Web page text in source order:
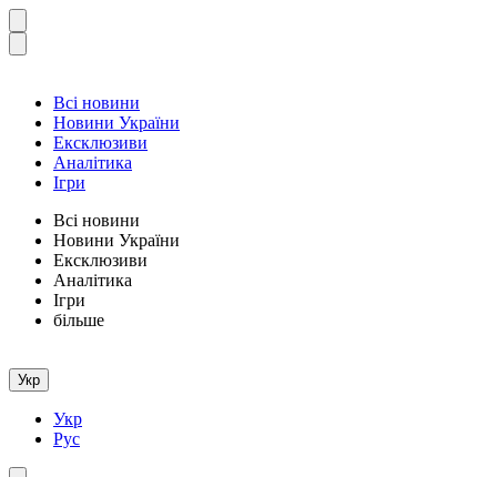
Всі новини
Новини України
Ексклюзиви
Аналітика
Ігри
Всі новини
Новини України
Ексклюзиви
Аналітика
Ігри
більше
Укр
Укр
Рус